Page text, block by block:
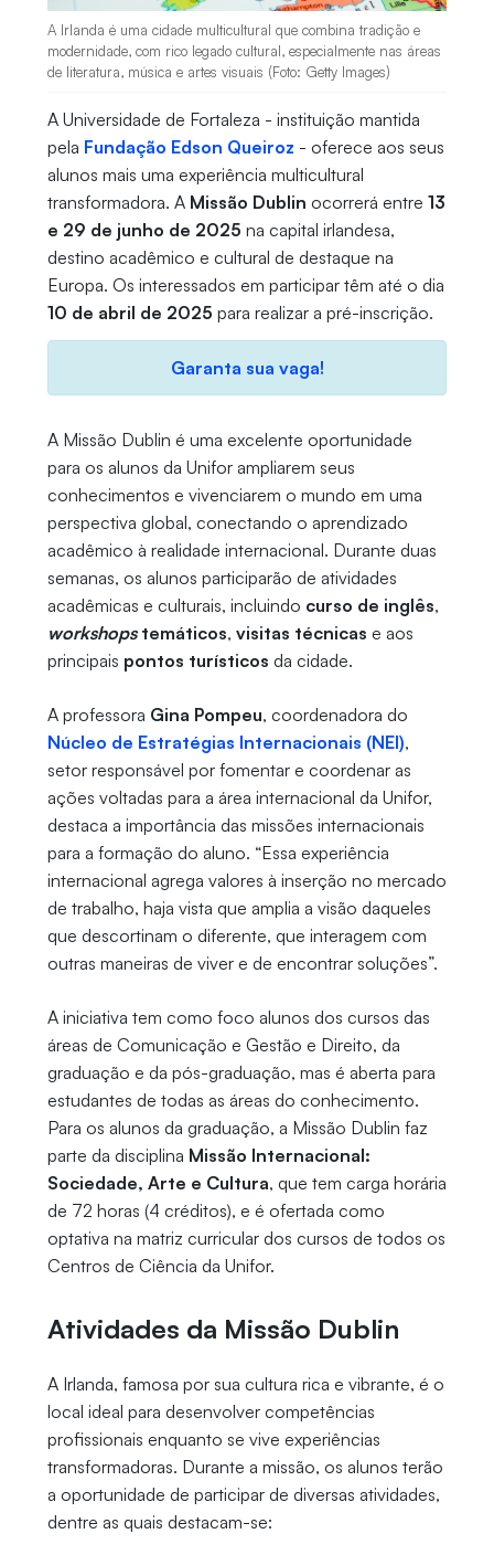
A Irlanda é uma cidade multicultural que combina tradição e
modernidade, com rico legado cultural, especialmente nas áreas
de literatura, música e artes visuais (Foto: Getty Images)
A Universidade de Fortaleza - instituição mantida
pela Fundação Edson Queiroz - oferece aos seus
alunos mais uma experiência multicultural
transformadora. A Missão Dublin ocorrerá entre 13
e 29 de junho de 2025 na capital irlandesa,
destino acadêmico e cultural de destaque na
Europa. Os interessados em participar têm até o dia
10 de abril de 2025 para realizar a pré-inscrição.
Garanta sua vaga!
A Missão Dublin é uma excelente oportunidade
para os alunos da Unifor ampliarem seus
conhecimentos e vivenciarem o mundo em uma
perspectiva global, conectando o aprendizado
acadêmico à realidade internacional. Durante duas
semanas, os alunos participarão de atividades
acadêmicas e culturais, incluindo curso de inglês,
workshopstemáticos, visitas técnicas e aos
principais pontos turísticos da cidade.
A professora Gina Pompeu, coordenadora do
Núcleo de Estratégias Internacionais (NEI),
setor responsável por fomentar e coordenar as
ações voltadas para a área internacional da Unifor,
destaca a importância das missões internacionais
para a formação do aluno. “Essa experiência
internacional agrega valores à inserção no mercado
de trabalho, haja vista que amplia a visão daqueles
que descortinam o diferente, que interagem com
outras maneiras de viver e de encontrar soluções”.
A iniciativa tem como foco alunos dos cursos das
áreas de Comunicação e Gestão e Direito, da
graduação e da pós-graduação, mas é aberta para
estudantes de todas as áreas do conhecimento.
Para os alunos da graduação, a Missão Dublin faz
parte da disciplina Missão Internacional:
Sociedade, Arte e Cultura, que tem carga horária
de 72 horas (4 créditos), e é ofertada como
optativa na matriz curricular dos cursos de todos os
Centros de Ciência da Unifor.
Atividades da Missão Dublin
A Irlanda, famosa por sua cultura rica e vibrante, é o
local ideal para desenvolver competências
profissionais enquanto se vive experiências
transformadoras. Durante a missão, os alunos terão
a oportunidade de participar de diversas atividades,
dentre as quais destacam-se: